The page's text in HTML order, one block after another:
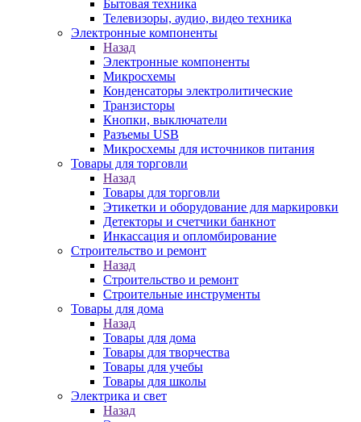
Бытовая техника
Телевизоры, аудио, видео техника
Электронные компоненты
Назад
Электронные компоненты
Микросхемы
Конденсаторы электролитические
Транзисторы
Кнопки, выключатели
Разъемы USB
Микросхемы для источников питания
Товары для торговли
Назад
Товары для торговли
Этикетки и оборудование для маркировки
Детекторы и счетчики банкнот
Инкассация и опломбирование
Строительство и ремонт
Назад
Строительство и ремонт
Строительные инструменты
Товары для дома
Назад
Товары для дома
Товары для творчества
Товары для учебы
Товары для школы
Электрика и свет
Назад